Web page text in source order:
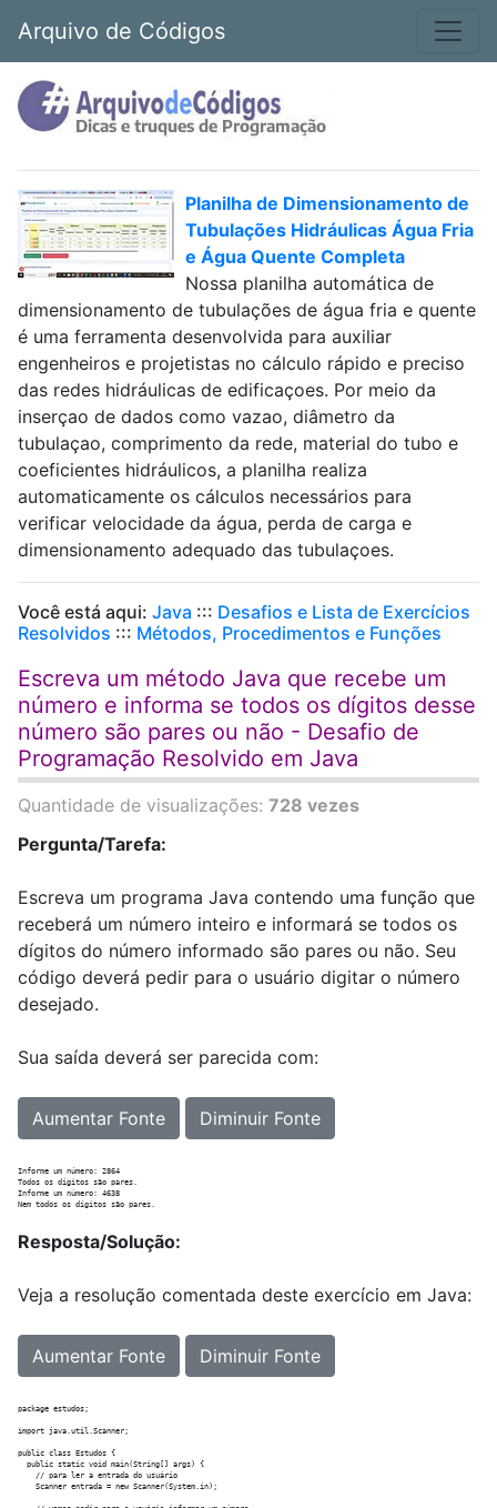
Arquivo de Códigos
Planilha de Dimensionamento de
Tubulações Hidráulicas Água Fria
e Água Quente Completa
Nossa planilha automática de
dimensionamento de tubulações de água fria e quente
é uma ferramenta desenvolvida para auxiliar
engenheiros e projetistas no cálculo rápido e preciso
das redes hidráulicas de edificaçoes. Por meio da
inserçao de dados como vazao, diâmetro da
tubulaçao, comprimento da rede, material do tubo e
coeficientes hidráulicos, a planilha realiza
automaticamente os cálculos necessários para
verificar velocidade da água, perda de carga e
dimensionamento adequado das tubulaçoes.
Você está aqui: Java ::: Desafios e Lista de Exercícios
Resolvidos ::: Métodos, Procedimentos e Funções
Escreva um método Java que recebe um
número e informa se todos os dígitos desse
número são pares ou não - Desafio de
Programação Resolvido em Java
Quantidade de visualizações: 728 vezes
Pergunta/Tarefa:
Escreva um programa Java contendo uma função que
receberá um número inteiro e informará se todos os
dígitos do número informado são pares ou não. Seu
código deverá pedir para o usuário digitar o número
desejado.
Sua saída deverá ser parecida com:
Aumentar Fonte Diminuir Fonte
Informe um número: 2864
Todos os dígitos são pares.
Informe um número: 4638
Resposta/Solução:
Veja a resolução comentada deste exercício em Java:
Aumentar Fonte Diminuir Fonte
package estudos;
import java.util.Scanner;
public class Estudos {
  public static void main(String[] args) {
    // para ler a entrada do usuário
    Scanner entrada = new Scanner(System.in);